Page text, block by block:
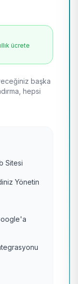
ücrete
başka
hepsi
Sitesi
Yönetin